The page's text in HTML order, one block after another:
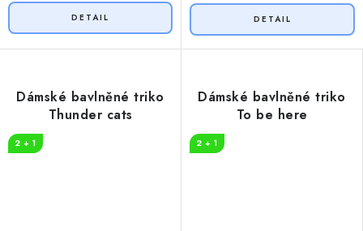
Dámské bavlněné triko
Thunder cats
2 + 1
Dámské bavlněné triko
To be here
2 + 1